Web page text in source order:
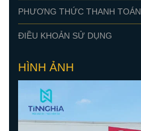
PHƯƠNG THỨC THANH TOÁN
ĐIỀU KHOẢN SỬ DỤNG
HÌNH ẢNH